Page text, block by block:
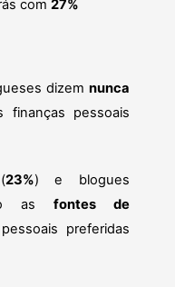
com 27%
dizemnunca
finanças pessoais
23%) e blogues
as fontes de
preferidas